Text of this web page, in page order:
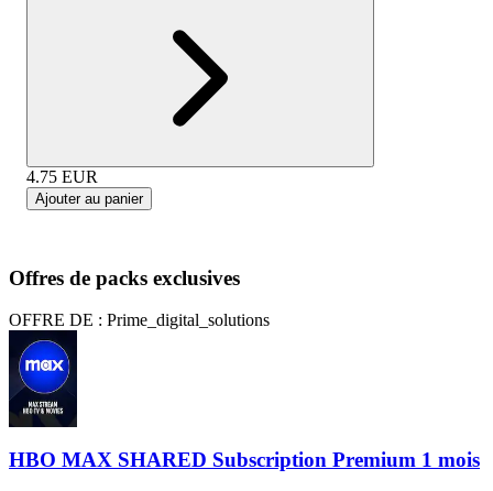
4.75 EUR
Ajouter au panier
Offres de packs exclusives
OFFRE DE : Prime_digital_solutions
HBO MAX SHARED Subscription Premium 1 mois